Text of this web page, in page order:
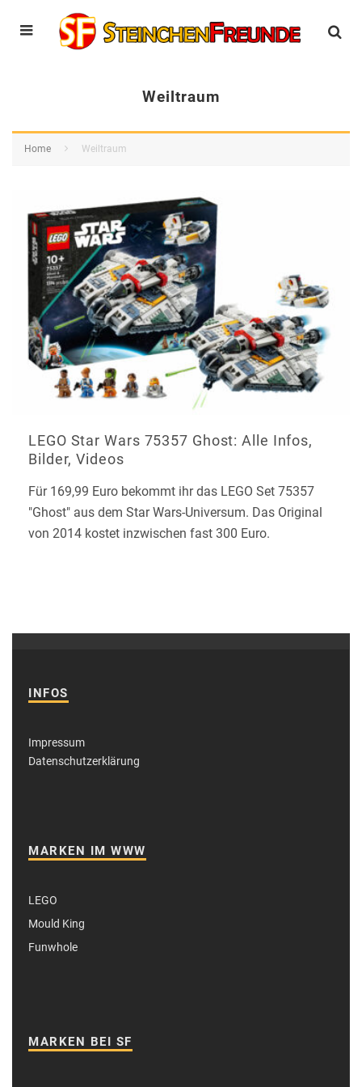
Weiltraum
Home Weiltraum
LEGO Star Wars 75357 Ghost: Alle Infos,
Bilder, Videos
Für 169,99 Euro bekommt ihr das LEGO Set 75357
"Ghost" aus dem Star Wars-Universum. Das Original
von 2014 kostet inzwischen fast 300 Euro.
INFOS
Impressum
Datenschutzerklärung
MARKEN IM WWW
LEGO
Mould King
Funwhole
MARKEN BEI SF